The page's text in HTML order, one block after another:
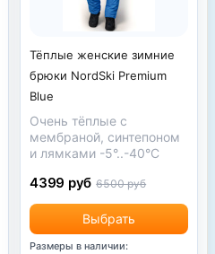
Тёплые женские зимние
брюки NordSki Premium
Blue
Очень тёплые с
мембраной, синтепоном
и лямками -5°..-40°С
Выбрать
4399 руб 6500 руб
Размеры в наличии: